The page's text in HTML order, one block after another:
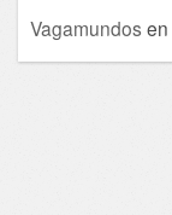
Vagamundos en